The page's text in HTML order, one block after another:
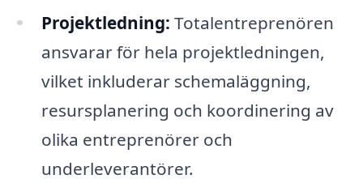
Projektledning: Totalentreprenören
ansvarar för hela projektledningen,
vilket inkluderar schemaläggning,
resursplanering och koordinering av
olika entreprenörer och
underleverantörer.